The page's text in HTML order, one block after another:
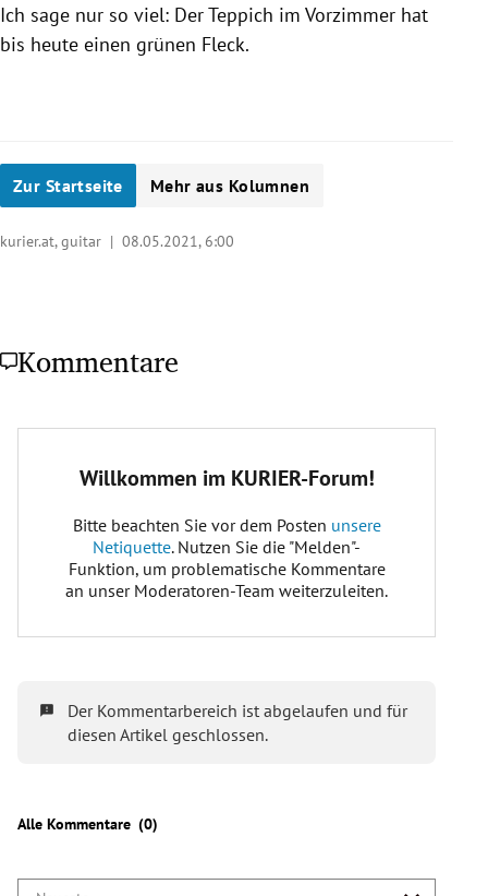
Ich sage nur so viel: Der Teppich im Vorzimmer hat
bis heute einen grünen Fleck.
Zur Startseite Mehr aus Kolumnen
kurier.at, guitar | 08.05.2021, 6:00
Kommentare